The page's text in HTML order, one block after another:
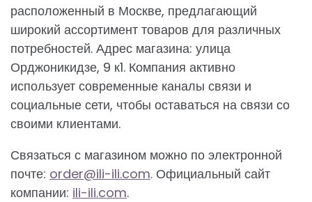
расположенный в Москве, предлагающий
широкий ассортимент товаров для различных
потребностей. Адрес магазина: улица
Орджоникидзе, 9 к1. Компания активно
использует современные каналы связи и
социальные сети, чтобы оставаться на связи со
своими клиентами.
Связаться с магазином можно по электронной
почте: order@ili-ili.com. Официальный сайт
компании: ili-ili.com.